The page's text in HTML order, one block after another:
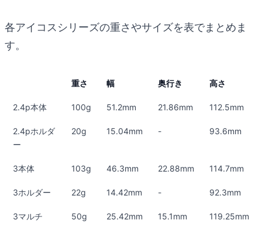
各アイコスシリーズの重さやサイズを表でまとめま
す。
重さ 幅 奥行き 高さ
2.4p本体 100g 51.2mm 21.86mm 112.5mm
2.4pホルダ
ー
20g 15.04mm - 93.6mm
3本体 103g 46.3mm 22.88mm 114.7mm
3ホルダー 22g 14.42mm - 92.3mm
3マルチ 50g 25.42mm 15.1mm 119.25mm